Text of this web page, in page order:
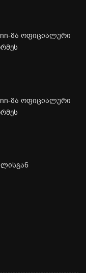
მა ოფიციალური
მა ოფიციალური